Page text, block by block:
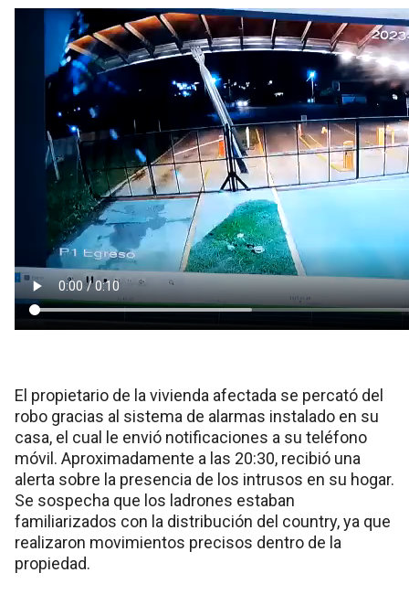
El propietario de la vivienda afectada se percató del
robo gracias al sistema de alarmas instalado en su
casa, el cual le envió notificaciones a su teléfono
móvil. Aproximadamente a las 20:30, recibió una
alerta sobre la presencia de los intrusos en su hogar.
Se sospecha que los ladrones estaban
familiarizados con la distribución del country, ya que
realizaron movimientos precisos dentro de la
propiedad.